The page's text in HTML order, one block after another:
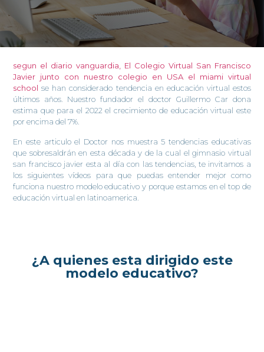
segun el diario vanguardia, El Colegio Virtual San Francisco
Javier junto con nuestro colegio en USA el miami virtual
school se han considerado tendencia en educación virtual estos
últimos años. Nuestro fundador el doctor Guillermo Car dona
estima que para el 2022 el crecimiento de educación virtual este
por encima del 7%.
En este articulo el Doctor nos muestra 5 tendencias educativas
que sobresaldrán en esta década y de la cual el gimnasio virtual
san francisco javier esta al día con las tendencias, te invitamos a
los siguientes vídeos para que puedas entender mejor como
funciona nuestro modelo educativo y porque estamos en el top de
educación virtual en latinoamerica.
¿A quienes esta dirigido este
modelo educativo?